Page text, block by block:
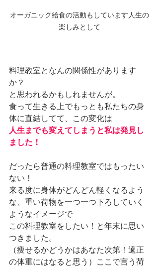
オーガニック給食の活動もしています人生の
楽しみとして
料理教室となんの関係性があります
か？
と思われるかもしれませんが。
食って生きる上でもっとも私たちの身
体に直結してて、この変化は
人生までも変えてしまうと私は発見し
ました！
だったら普通の料理教室ではもったい
ない！
来る度に身体がどんどん軽くなるよう
な、重い荷物を一つ一つ下ろしていく
ようなイメージで
この料理教室をしたい！と年末に思い
つきました。
（痩せるかどうかはあなた次第！適正
の体重にはなると思う）ここで言う荷